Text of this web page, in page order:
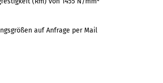
auf Anfrage per Mail